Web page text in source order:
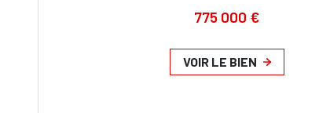
775 000 €
VOIR LE BIEN